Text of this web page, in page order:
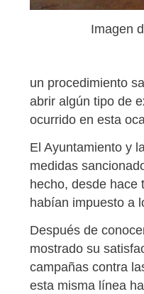
Imagen
un procedimiento
abrir algún tipo de
ocurrido en esta
El Ayuntamiento y
medidas
hecho, desde hace
habían impuesto a
Después de
mostrado su
campañas contra
esta misma línea